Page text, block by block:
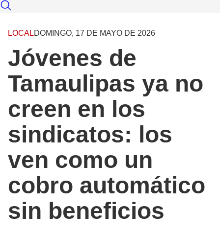
LOCALDOMINGO, 17 DE MAYO DE 2026
Jóvenes de
Tamaulipas ya no
creen en los
sindicatos: los
ven como un
cobro automático
sin beneficios